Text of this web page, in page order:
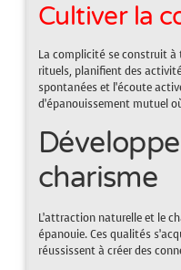
Cultiver la
La complicité se construit à
rituels, planifient des
spontanées et l’écoute
d’épanouissement mutuel
charisme
L’attraction naturelle et le
épanouie. Ces qualités
réussissent à créer des